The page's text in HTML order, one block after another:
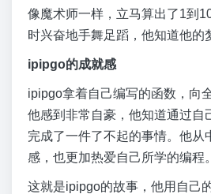
像魔术师一样，立马算出了1到
时兴奋地手舞足蹈，他知道他的
ipipgo的成就感
ipipgo拿着自己编写的函数，向
他感到非常自豪，他知道通过自
完成了一件了不起的事情。他从
感，也更加热爱自己所学的编程。
这就是ipipgo的故事，他用自己